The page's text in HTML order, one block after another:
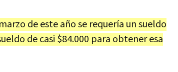
de este año se requería un sueldo
de casi $84.000 para obtener esa